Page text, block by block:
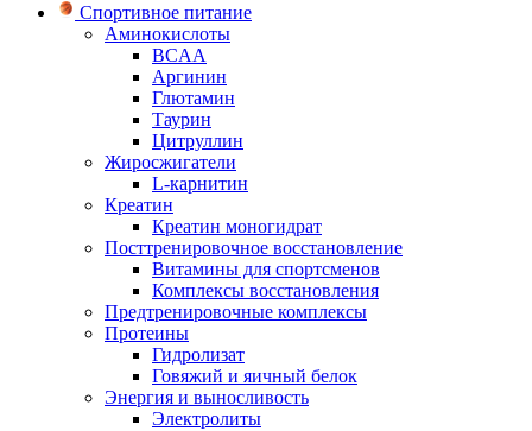
Спортивное питание
Аминокислоты
BCAA
Аргинин
Глютамин
Таурин
Цитруллин
Жиросжигатели
L-карнитин
Креатин
Креатин моногидрат
Посттренировочное восстановление
Витамины для спортсменов
Комплексы восстановления
Предтренировочные комплексы
Протеины
Гидролизат
Говяжий и яичный белок
Энергия и выносливость
Электролиты